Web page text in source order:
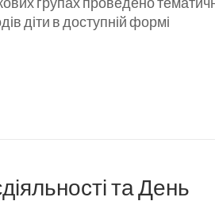
діти в доступній формі
та День